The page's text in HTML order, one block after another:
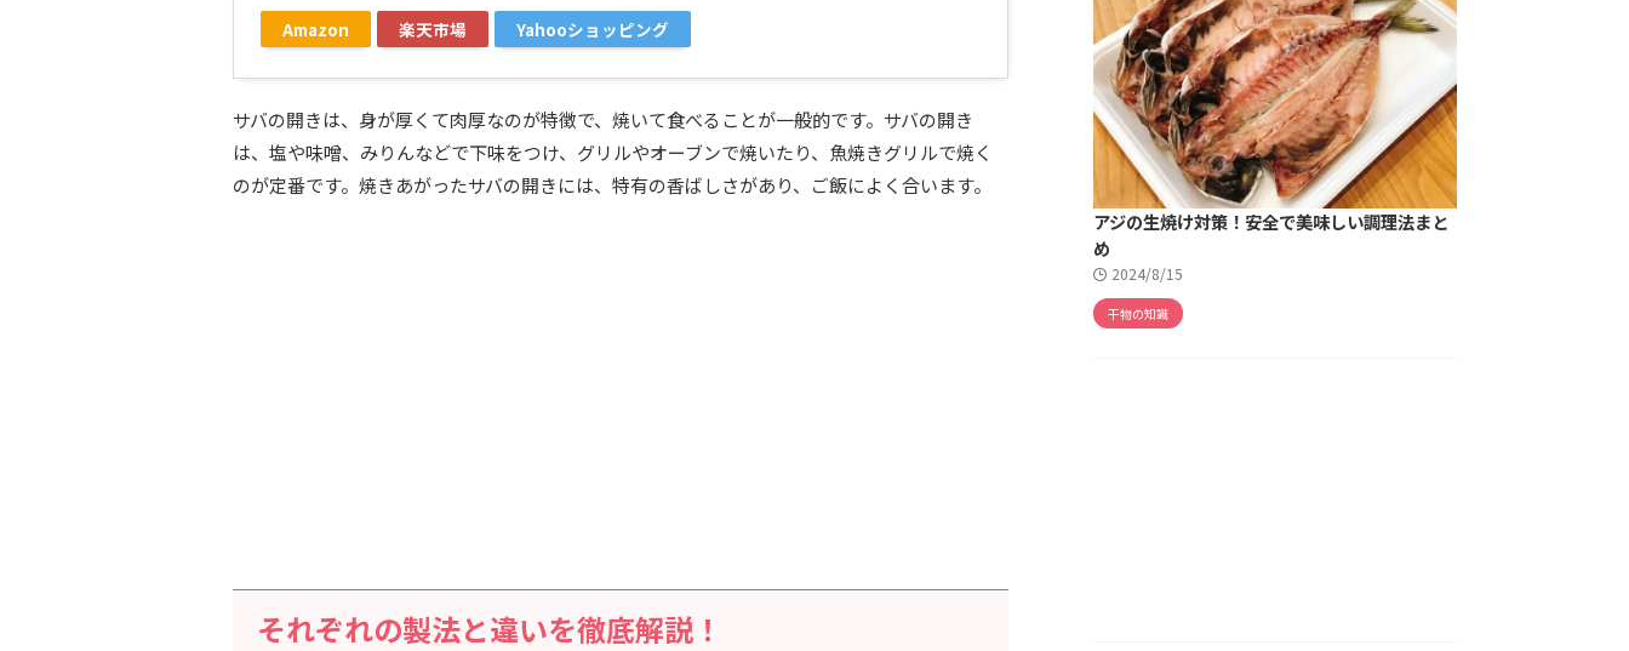
Amazon 楽天市場 Yahooショッピング
サバの開きは、身が厚くて肉厚なのが特徴で、焼いて食べることが一般的です。サバの開き
は、塩や味噌、みりんなどで下味をつけ、グリルやオーブンで焼いたり、魚焼きグリルで焼く
のが定番です。焼きあがったサバの開きには、特有の香ばしさがあり、ご飯によく合います。
それぞれの製法と違いを徹底解説！
アジの生焼け対策！安全で美味しい調理法まと
め
2024/8/15
干物の知識